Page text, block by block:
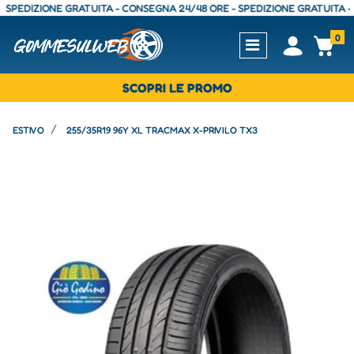
GRATUITA - CONSEGNA 24/48 ORE - SPEDIZIONE GRATUITA -
Open0
SCOPRI LE PROMO
ESTIVO 255/35R19 96Y XL TRACMAX X-PRIVILO TX3